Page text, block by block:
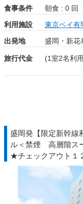
食事条件
朝食 : 0 回
利用施設
東京ベイ有
出発地
盛岡・新花
旅行代金 (1室2名利
盛岡発【限定新幹線
ル＜禁煙 高層階ス
★チェックアウト１
5分◆ＴＤＲ夏◇Ｊ